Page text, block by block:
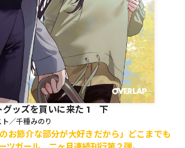
ロサージュノベルス
コミックガルド
コミッククリエ
グッズを買いに来た 1 下
／千種みのり
のお節介な部分が大好きだから」どこまでも